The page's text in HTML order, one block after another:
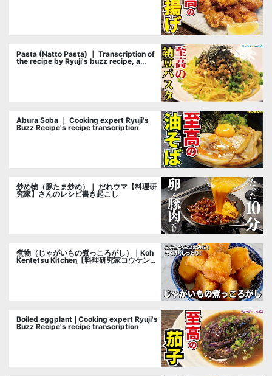
Pasta (Natto Pasta) ｜ Transcription of
the recipe by Ryuji's buzz recipe, a
Abura Soba ｜ Cooking expert Ryuji's
Buzz Recipe's recipe transcription
炒め物（豚たま炒め）｜ だれウマ【料理研
究家】さんのレシピ書き起こし
煮物（じゃがいもの煮っころがし）｜Koh
Kentetsu Kitchen【料理研究家コウケンテ
Boiled eggplant | Cooking expert Ryuji's
Buzz Recipe's recipe transcription